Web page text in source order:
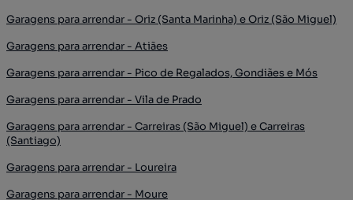
Garagens para arrendar - Oriz (Santa Marinha) e Oriz (São Miguel)
Garagens para arrendar - Atiães
Garagens para arrendar - Pico de Regalados, Gondiães e Mós
Garagens para arrendar - Vila de Prado
Garagens para arrendar - Carreiras (São Miguel) e Carreiras
(Santiago)
Garagens para arrendar - Loureira
Garagens para arrendar - Moure